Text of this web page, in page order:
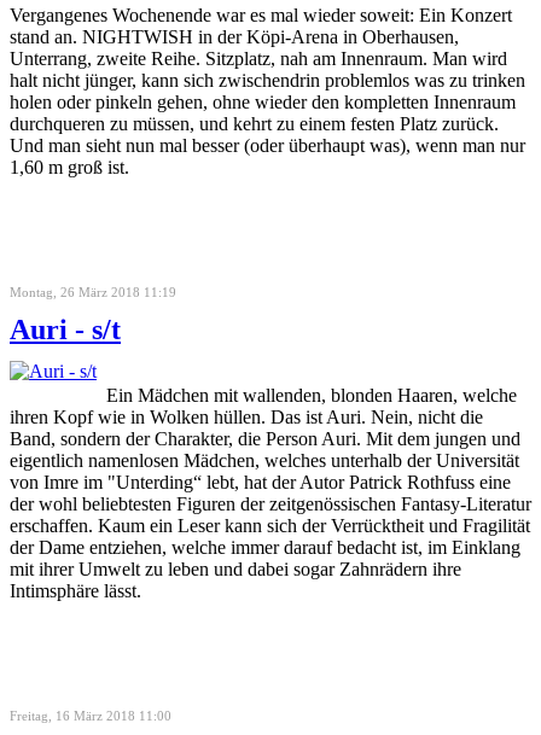
Vergangenes Wochenende war es mal wieder soweit: Ein Konzert
stand an. NIGHTWISH in der Köpi-Arena in Oberhausen,
Unterrang, zweite Reihe. Sitzplatz, nah am Innenraum. Man wird
halt nicht jünger, kann sich zwischendrin problemlos was zu trinken
holen oder pinkeln gehen, ohne wieder den kompletten Innenraum
durchqueren zu müssen, und kehrt zu einem festen Platz zurück.
Und man sieht nun mal besser (oder überhaupt was), wenn man nur
1,60 m groß ist.
Montag, 26 März 2018 11:19
Auri - s/t
Ein Mädchen mit wallenden, blonden Haaren, welche
ihren Kopf wie in Wolken hüllen. Das ist Auri. Nein, nicht die
Band, sondern der Charakter, die Person Auri. Mit dem jungen und
eigentlich namenlosen Mädchen, welches unterhalb der Universität
von Imre im "Unterding“ lebt, hat der Autor Patrick Rothfuss eine
der wohl beliebtesten Figuren der zeitgenössischen Fantasy-Literatur
erschaffen. Kaum ein Leser kann sich der Verrücktheit und Fragilität
der Dame entziehen, welche immer darauf bedacht ist, im Einklang
mit ihrer Umwelt zu leben und dabei sogar Zahnrädern ihre
Intimsphäre lässt.
Freitag, 16 März 2018 11:00